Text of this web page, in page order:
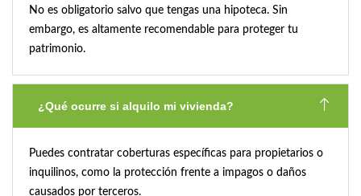
No es obligatorio salvo que tengas una hipoteca. Sin
embargo, es altamente recomendable para proteger tu
patrimonio.
¿Qué ocurre si alquilo mi vivienda?
Puedes contratar coberturas específicas para propietarios o
inquilinos, como la protección frente a impagos o daños
causados por terceros.